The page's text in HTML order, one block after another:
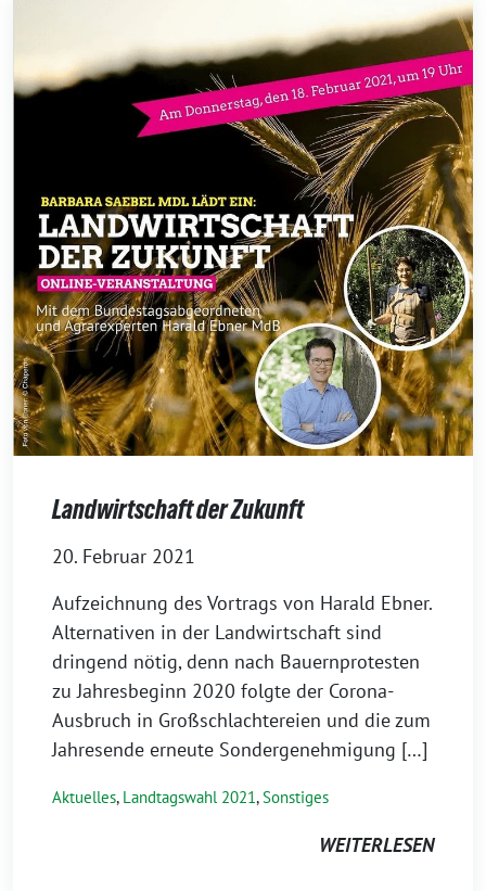
Landwirtschaft der Zukunft
20. Februar 2021
Aufzeichnung des Vortrags von Harald Ebner.
Alternativen in der Landwirtschaft sind
dringend nötig, denn nach Bauernprotesten
zu Jahresbeginn 2020 folgte der Corona-
Ausbruch in Großschlachtereien und die zum
Jahresende erneute Sondergenehmigung […]
Aktuelles, Landtagswahl 2021,Sonstiges
WEITERLESEN